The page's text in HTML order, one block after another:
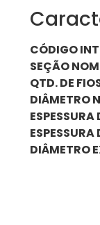
CÓDIGO
SEÇÃO
QTD. DE
DIÂMETRO
DIÂMETRO